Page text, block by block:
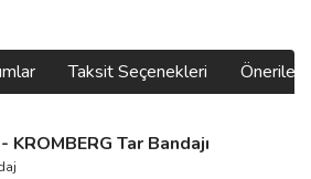
Taksit Seçenekleri
KROMBERG Tar Bandajı